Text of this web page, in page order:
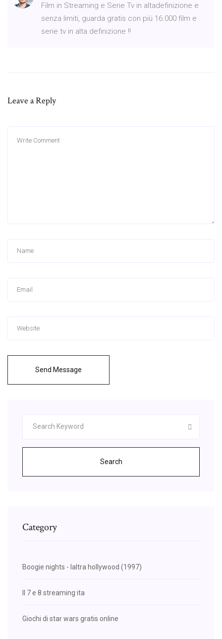
Film in Streaming e Serie Tv in altadefinizione e
senza limiti, guarda gratis con più 16.000 film e
serie tv in alta definizione !!
Leave a Reply
Send Message
Search
Category
Boogie nights - laltra hollywood (1997)
Il 7 e 8 streaming ita
Giochi di star wars gratis online